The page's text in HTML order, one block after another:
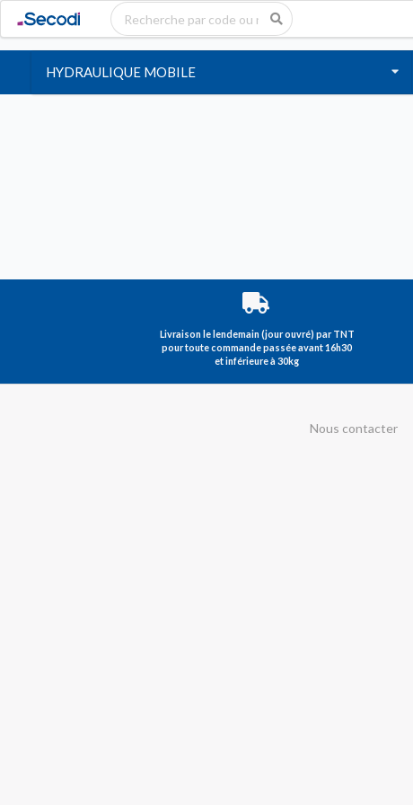
HYDRAULIQUE MOBILE
Livraison le lendemain (jour ouvré) par TNT
pour toute commande passée avant 16h30
et inférieure à 30kg
Nous contacter